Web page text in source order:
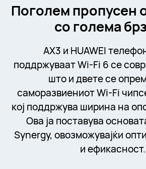
Поголем пропусен
со голема
AX3 и HUAWEI
поддржуваат Wi-Fi 6 се
што и двете се
саморазвиениот Wi-Fi
кој поддржува ширина на
Ова ја поставува
Synergy, овозможувајќи
и ефикасност.